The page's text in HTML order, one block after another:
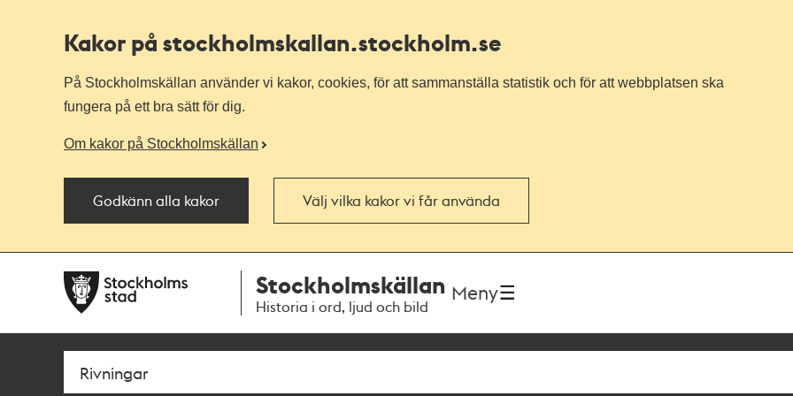
Kakor på stockholmskallan.stockholm.se
På Stockholmskällan använder vi kakor, cookies, för att sammanställa statistik och för att webbplatsen ska
fungera på ett bra sätt för dig.
Om kakor på Stockholmskällan
Godkänn alla kakor Välj vilka kakor vi får använda
navigationen
huvudinnehållet
Stockholmskällan
Historia i ord, ljud och bild
Meny
Sök